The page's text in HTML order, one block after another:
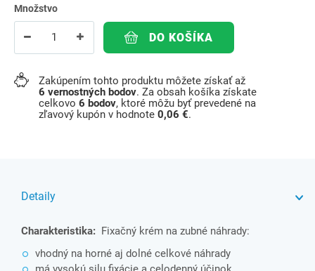
Množstvo
DO KOŠÍKA
Zakúpením tohto produktu môžete získať až
6 vernostných bodov. Za obsah košíka získate
celkovo 6 bodov, ktoré môžu byť prevedené na
zľavový kupón v hodnote 0,06 €.
Detaily
Charakteristika: Fixačný krém na zubné náhrady:
vhodný na horné aj dolné celkové náhrady